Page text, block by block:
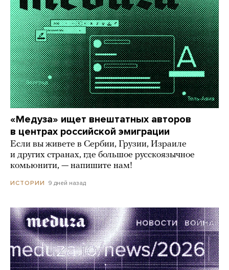
«Медуза» ищет внештатных авторов
в центрах российской эмиграции
Если вы живете в Сербии, Грузии, Израиле
и других странах, где большое русскоязычное
комьюнити, — напишите нам!
ИСТОРИИ 9 дней назад